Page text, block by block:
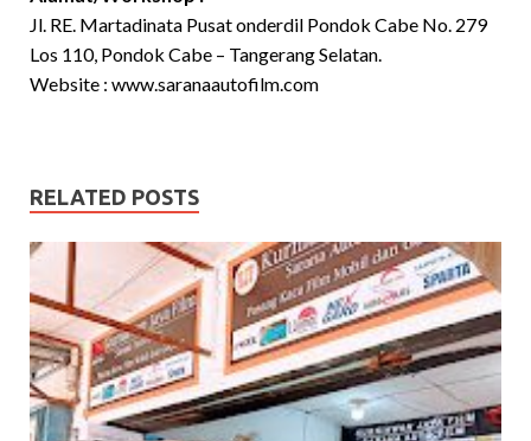
Jl. RE. Martadinata Pusat onderdil Pondok Cabe No. 279
Los 110, Pondok Cabe – Tangerang Selatan.
Website : www.saranaautofilm.com
RELATED POSTS